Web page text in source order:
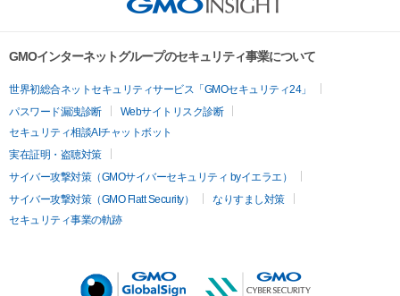
GMOインターネットグループのセキュリティ事業について
世界初総合ネットセキュリティサービス「GMOセキュリティ24」
パスワード漏洩診断
Webサイトリスク診断
セキュリティ相談AIチャットボット
実在証明・盗聴対策
サイバー攻撃対策（GMOサイバーセキュリティ byイエラエ）
サイバー攻撃対策（GMO Flatt Security）
なりすまし対策
セキュリティ事業の軌跡